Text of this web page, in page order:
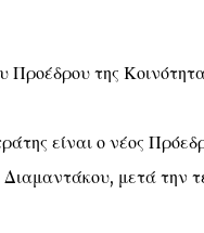
Προέδρου της
είναι ο νέος
μετά την